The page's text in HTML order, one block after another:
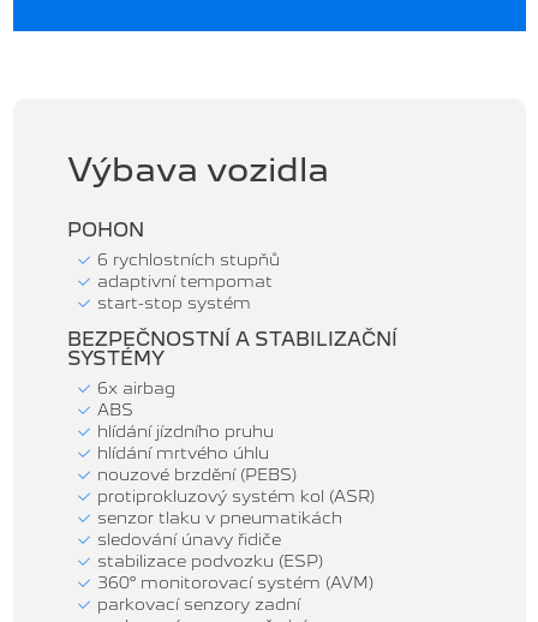
Výbava vozidla
POHON
6 rychlostních stupňů
adaptivní tempomat
start-stop systém
BEZPEČNOSTNÍ A STABILIZAČNÍ
SYSTÉMY
6x airbag
ABS
hlídání jízdního pruhu
hlídání mrtvého úhlu
nouzové brzdění (PEBS)
protiprokluzový systém kol (ASR)
senzor tlaku v pneumatikách
sledování únavy řidiče
stabilizace podvozku (ESP)
360° monitorovací systém (AVM)
parkovací senzory zadní